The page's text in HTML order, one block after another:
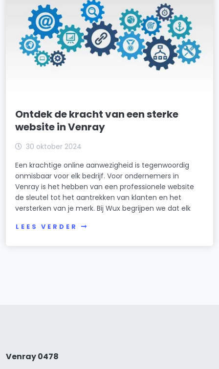
Ontdek de kracht van een sterke
website in Venray
30 oktober 2024
Een krachtige online aanwezigheid is tegenwoordig
onmisbaar voor elk bedrijf. Voor ondernemers in
Venray is het hebben van een professionele website
de sleutel tot het aantrekken van klanten en het
versterken van je merk. Bij Wux begrijpen we dat elk
LEES VERDER
Venray 0478